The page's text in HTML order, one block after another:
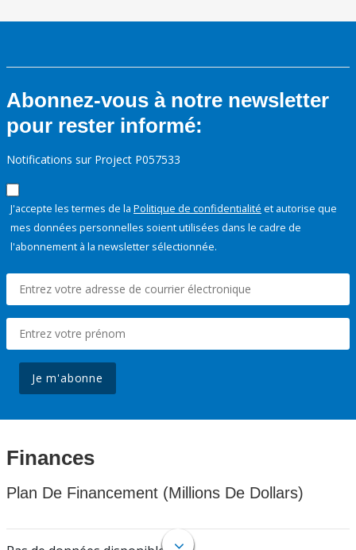
Abonnez-vous à notre newsletter
pour rester informé:
Notifications sur Project P057533
J'accepte les termes de la Politique de confidentialité et autorise que
mes données personnelles soient utilisées dans le cadre de
l'abonnement à la newsletter sélectionnée.
Je m'abonne
Finances
Plan De Financement (Millions De Dollars)